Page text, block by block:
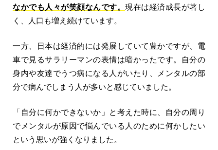
なかでも人々が笑顔なんです。現在は経済成長が著し
く、人口も増え続けています。
一方、日本は経済的には発展していて豊かですが、電
車で見るサラリーマンの表情は暗かったです。自分の
身内や友達でうつ病になる人がいたり、メンタルの部
分で病んでしまう人が多いと感じていました。
「自分に何かできないか」と考えた時に、自分の周り
でメンタルが原因で悩んでいる人のために何かしたい
という思いが強くなりました。